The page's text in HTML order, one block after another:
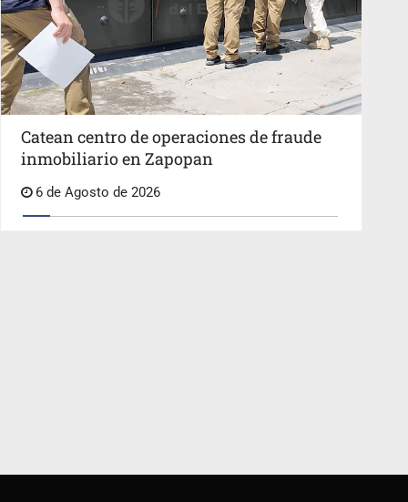
Catean centro de operaciones de fraude
inmobiliario en Zapopan
6 de Agosto de 2026